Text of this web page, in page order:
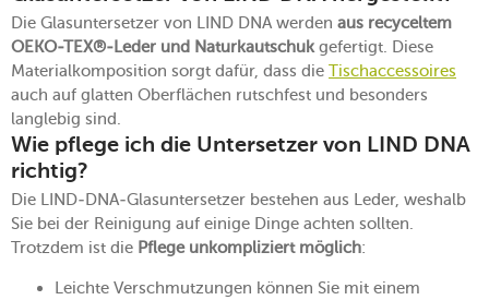
Die Glasuntersetzer von LIND DNA werden aus recyceltem
OEKO-TEX®-Leder und Naturkautschukgefertigt. Diese
Materialkomposition sorgt dafür, dass die Tischaccessoires
auch auf glatten Oberflächen rutschfest und besonders
langlebig sind.
Wie pflege ich die Untersetzer von LIND DNA
richtig?
Die LIND-DNA-Glasuntersetzer bestehen aus Leder, weshalb
Sie bei der Reinigung auf einige Dinge achten sollten.
Trotzdem ist die Pflege unkompliziert möglich:
Leichte Verschmutzungen können Sie mit einem